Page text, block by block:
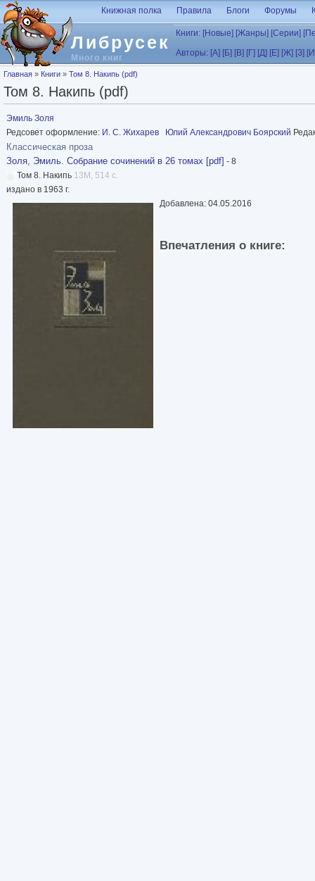
Перейти к основному содержанию
Либрусек
Много книг
Книжная полка Правила Блоги Форумы
Книги: [Новые] [Жанры] [Серии]
Авторы: [А] [Б] [В] [Г] [Д] [Е] [Ж] [З]
Вы здесь
Главная » Книги » Том 8. Накипь (pdf)
Том 8. Накипь (pdf)
Эмиль Золя
Редсовет оформление: И. С. Жихарев Юлий Александрович Боярский
Классическая проза
Золя, Эмиль. Собрание сочинений в 26 томах [pdf] - 8
Том 8. Накипь 13M, 514 с.
издано в 1963 г.
Добавлена: 04.05.2016
Впечатления о книге: